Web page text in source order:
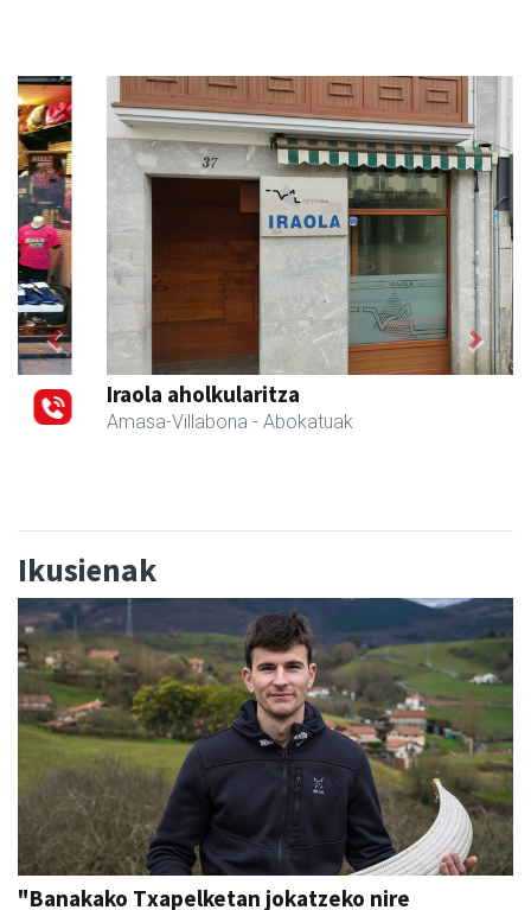
Iraola aholkularitza
Amasa-Villabona - Abokatuak
Previous Next
Ikusienak
"Banakako Txapelketan jokatzeko nire